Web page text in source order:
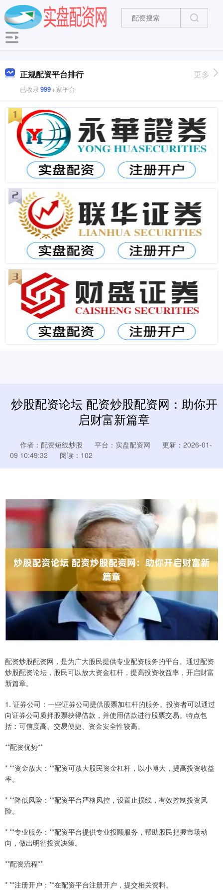
正规配资平台排行
已收录999+家平台
更多
炒股配资论坛 配资炒股配资网：助你开
启财富新篇章
作者：配资短线炒股 平台：实盘配资网
更新：2026-01-
09 10:49:32
阅读：102
配资炒股配资网，是为广大股民提供专业配资服务的平台。通过配资
炒股配资论坛，股民可以放大资金杠杆，提高投资收益率，开启财富
新篇章。
1. 证券公司：一些证券公司提供股票加杠杆的服务。投资者可以通过
向证券公司质押股票获得借款，并使用借款进行股票交易。特点包
括：可信度高、交易便捷、资金安全性较高。
**配资优势**
* **资金放大：**配资可放大股民资金杠杆，以小博大，提高投资收益
率。
* **降低风险：**配资平台严格风控，设置止损线，有效控制投资风
险。
* **专业服务：**配资平台提供专业投顾服务，帮助股民把握市场动
向，做出明智投资决策。
**配资流程**
* **注册开户：**在配资平台注册开户，提交相关资料。